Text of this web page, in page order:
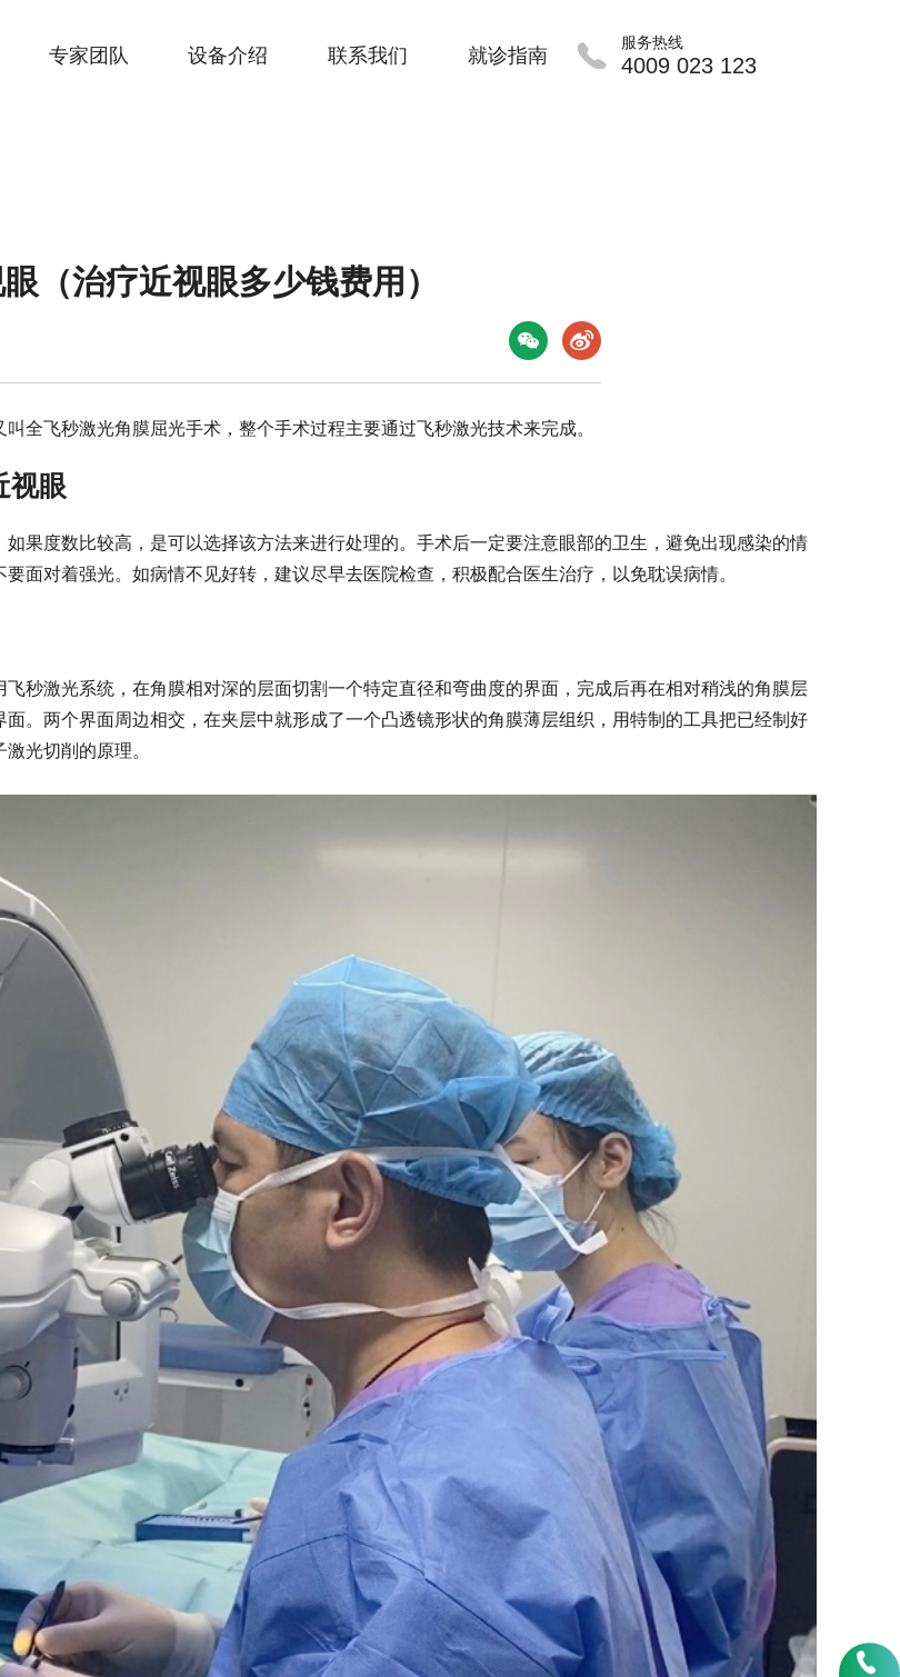
专家团队 设备介绍 联系我们 就诊指南
服务热线
4009 023 123
（治疗近视眼多少钱费用）
全飞秒激光角膜屈光手术，整个手术过程主要通过飞秒激光技术来完成。
视眼
果度数比较高，是可以选择该方法来进行处理的。手术后一定要注意眼部的卫生，避免出现感染的情
面对着强光。如病情不见好转，建议尽早去医院检查，积极配合医生治疗，以免耽误病情。
秒激光系统，在角膜相对深的层面切割一个特定直径和弯曲度的界面，完成后再在相对稍浅的角膜层
。两个界面周边相交，在夹层中就形成了一个凸透镜形状的角膜薄层组织，用特制的工具把已经制好
光切削的原理。